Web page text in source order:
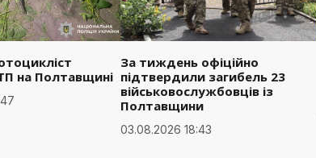
на Полтавщині
За тиждень офіційно
підтвердили загибель 23
військовослужбовців із
Полтавщини
03.08.2026 18:43